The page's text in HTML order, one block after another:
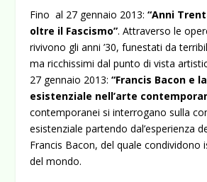
Fino al 27 gennaio 2013:“Anni
oltre il Fascismo”. Attraverso le
rivivono gli anni ’30, funestati da
ma ricchissimi dal punto di vista
27 gennaio 2013: “Francis Bacon e
esistenziale nell’arte
contemporanei si interrogano sulla
esistenziale partendo dal’esperienza
Francis Bacon, del quale condividono
del mondo.